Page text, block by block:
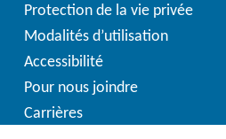
Protection de la vie privée
Modalités d’utilisation
Accessibilité
Pour nous joindre
Carrières